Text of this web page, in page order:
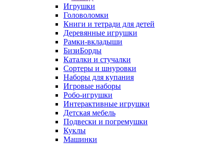
Игрушки
Головоломки
Книги и тетради для детей
Деревянные игрушки
Рамки-вкладыши
БизиБорды
Каталки и стучалки
Сортеры и шнуровки
Наборы для купания
Игровые наборы
Робо-игрушки
Интерактивные игрушки
Детская мебель
Подвески и погремушки
Куклы
Машинки